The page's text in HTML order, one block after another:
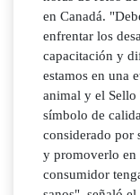
en Canadá.
enfrentar los
capacitación y
estamos en una
animal y el
símbolo de
considerado por
y promoverlo en
consumidor